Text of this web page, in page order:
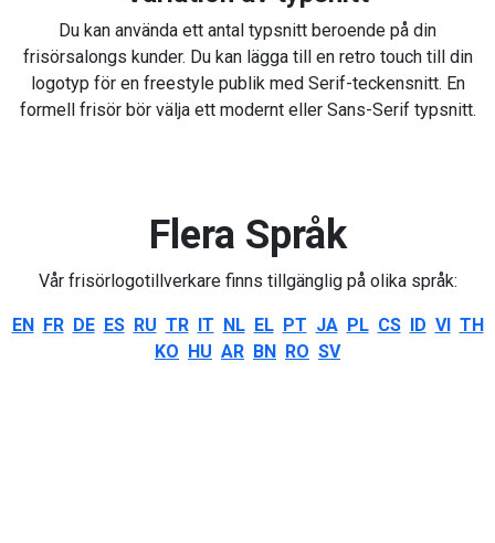
Du kan använda ett antal typsnitt beroende på din
frisörsalongs kunder. Du kan lägga till en retro touch till din
logotyp för en freestyle publik med Serif-teckensnitt. En
formell frisör bör välja ett modernt eller Sans-Serif typsnitt.
Flera Språk
Vår frisörlogotillverkare finns tillgänglig på olika språk:
EN FR DE ES RU TR IT NL EL PT JA PL CS ID VI TH
KO HU AR BN RO SV